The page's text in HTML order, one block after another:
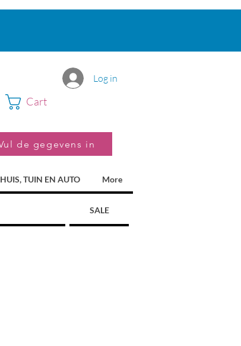
Log in
Cart
de gegevens in
TUIN EN AUTO More
SALE